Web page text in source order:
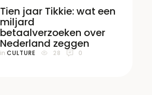
Tien jaar Tikkie: wat een
miljard
betaalverzoeken over
Nederland zeggen
in CULTURE 28 0